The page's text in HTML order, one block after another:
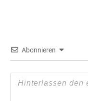
Abonnieren